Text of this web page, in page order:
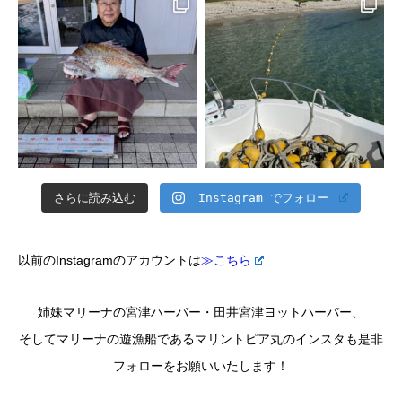
さらに読み込む Instagram でフォロー
以前のInstagramのアカウントは≫こちら
姉妹マリーナの宮津ハーバー・田井宮津ヨットハーバー、
そしてマリーナの遊漁船であるマリントピア丸のインスタも是非
フォローをお願いいたします！